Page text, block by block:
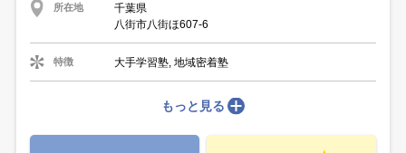
所在地
千葉県
八街市八街ほ607-6
特徴 大手学習塾, 地域密着塾
もっと見る